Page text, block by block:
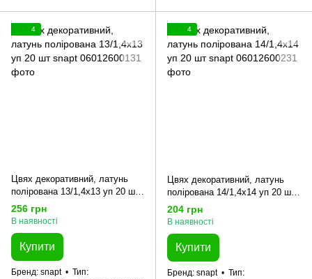
4
Цвях декоративний, латунь
полірована 13/1,4x13 уп 20 шт
snapt
256 грн
В наявності
Купити
Бренд snapt
Тип
4
Цвях декоративний, латунь
полірована 14/1,4x14 уп 20 шт
snapt
204 грн
В наявності
Купити
Бренд snapt
Тип